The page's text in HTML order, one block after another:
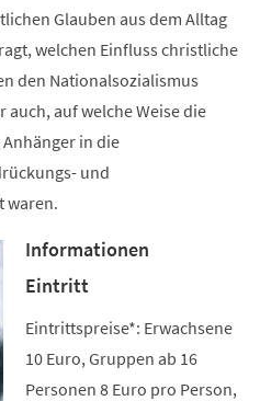
Glauben aus dem Alltag
welchen Einfluss christliche
den Nationalsozialismus
auch, auf welche Weise die
in die
und
waren.
Informationen
Eintritt
Eintrittspreise*: Erwachsene
10 Euro, Gruppen ab 16
Personen 8 Euro pro Person,